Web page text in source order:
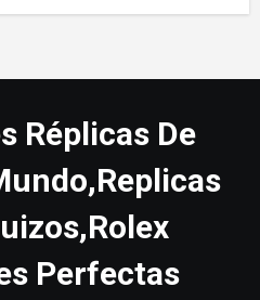
Réplicas De
Perfectas